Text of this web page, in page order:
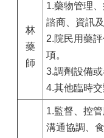
林
藥
師
1.藥物管理
諮商、資訊
2.院民用藥
項。
3.調劑設備或
4.其他臨時交
1.監督、控
溝通協調、